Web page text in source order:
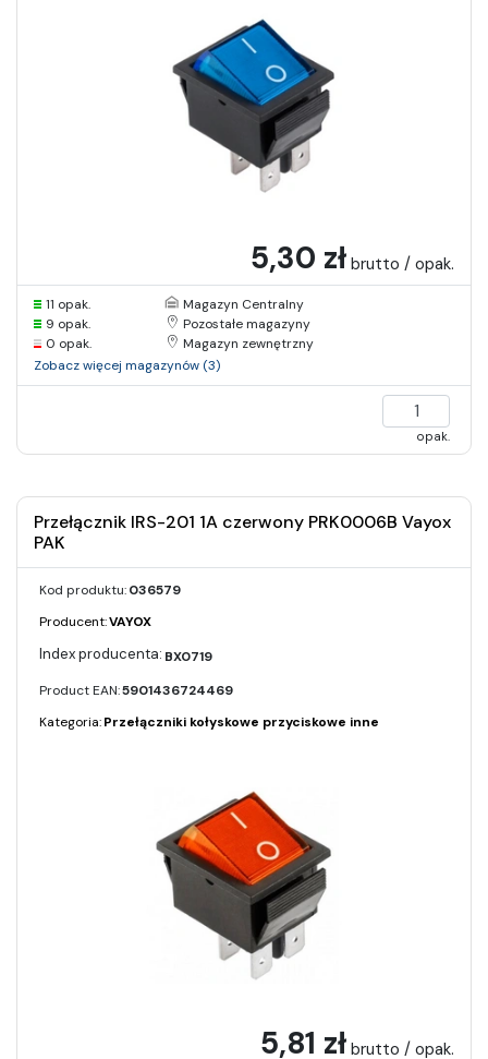
5,30 zł brutto / opak.
11 opak.
Magazyn Centralny
9 opak.
Pozostałe magazyny
0 opak.
Magazyn zewnętrzny
Zobacz więcej magazynów (3)
opak.
Przełącznik IRS-201 1A czerwony PRK0006B Vayox
PAK
Kod produktu:036579
Producent:VAYOX
BX0719
Product EAN:5901436724469
Kategoria:Przełączniki kołyskowe przyciskowe inne
5,81 zł brutto / opak.